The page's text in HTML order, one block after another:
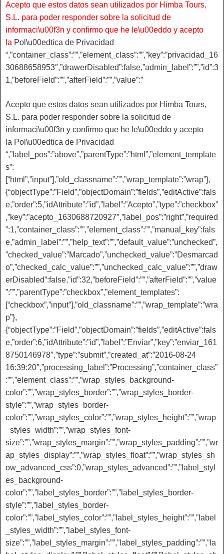
Acepto que estos datos sean utilizados por Himba Tours,
S.L. para poder responder sobre la solicitud de
informaci\u00f3n y confirmo que he le\u00eddo y acepto
la Pol\u00edtica de Privacidad
“,”container_class”:””,”element_class”:””,”key”:”privacidad_16
30688658953″,”drawerDisabled”:false,”admin_label”:””,”id”:3
1,”beforeField”:””,”afterField”:””,”value”:”
Acepto que estos datos sean utilizados por Himba Tours,
S.L. para poder responder sobre la solicitud de
informaci\u00f3n y confirmo que he le\u00eddo y acepto
la Pol\u00edtica de Privacidad
“,”label_pos”:”above”,”parentType”:”html”,”element_template
s”:
[“html”,”input”],”old_classname”:””,”wrap_template”:”wrap”},
{“objectType”:”Field”,”objectDomain”:”fields”,”editActive”:fals
e,”order”:5,”idAttribute”:”id”,”label”:”Acepto”,”type”:”checkbox”
,”key”:”acepto_1630688720927″,”label_pos”:”right”,”required
”:1,”container_class”:””,”element_class”:””,”manual_key”:fals
e,”admin_label”:””,”help_text”:””,”default_value”:”unchecked”,
”checked_value”:”Marcado”,”unchecked_value”:”Desmarcad
o”,”checked_calc_value”:””,”unchecked_calc_value”:””,”draw
erDisabled”:false,”id”:32,”beforeField”:””,”afterField”:””,”value
”:””,”parentType”:”checkbox”,”element_templates”:
[“checkbox”,”input”],”old_classname”:””,”wrap_template”:”wra
p”},
{“objectType”:”Field”,”objectDomain”:”fields”,”editActive”:fals
e,”order”:6,”idAttribute”:”id”,”label”:”Enviar”,”key”:”enviar_161
8750146978″,”type”:”submit”,”created_at”:”2016-08-24
16:39:20″,”processing_label”:”Processing”,”container_class”
:””,”element_class”:””,”wrap_styles_background-
color”:””,”wrap_styles_border”:””,”wrap_styles_border-
style”:””,”wrap_styles_border-
color”:””,”wrap_styles_color”:””,”wrap_styles_height”:””,”wrap
_styles_width”:””,”wrap_styles_font-
size”:””,”wrap_styles_margin”:””,”wrap_styles_padding”:””,”wr
ap_styles_display”:””,”wrap_styles_float”:””,”wrap_styles_sh
ow_advanced_css”:0,”wrap_styles_advanced”:””,”label_styl
es_background-
color”:””,”label_styles_border”:””,”label_styles_border-
style”:””,”label_styles_border-
color”:””,”label_styles_color”:””,”label_styles_height”:””,”label
_styles_width”:””,”label_styles_font-
size”:””,”label_styles_margin”:””,”label_styles_padding”:””,”la